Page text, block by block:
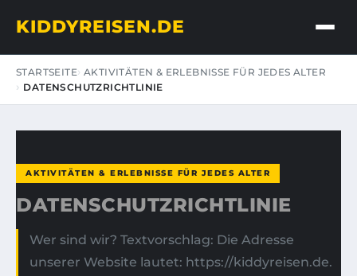
KIDDYREISEN.DE
STARTSEITE AKTIVITÄTEN & ERLEBNISSE FÜR JEDES ALTER
DATENSCHUTZRICHTLINIE
AKTIVITÄTEN & ERLEBNISSE FÜR JEDES ALTER
DATENSCHUTZRICHTLINIE
Wer sind wir? Textvorschlag: Die Adresse
unserer Website lautet: https://kiddyreisen.de.